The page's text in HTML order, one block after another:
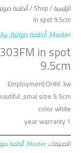
الرئيسية/
Shop
/أنظمة
in spot 9.5cm
Master
,أنظمة صوتية,
in spot
9.5cm
Employment:OHM 3w
,smal size 9.5cm
color white
1 year warranty
التصنيفات:Master
,أنظمة